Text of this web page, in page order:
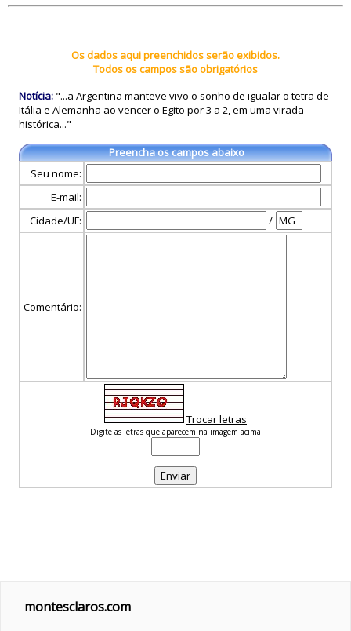
Os dados aqui preenchidos serão exibidos.
Todos os campos são obrigatórios
Notícia: "...a Argentina manteve vivo o sonho de igualar o tetra de
Itália e Alemanha ao vencer o Egito por 3 a 2, em uma virada
histórica..."
Preencha os campos abaixo
Seu nome:
E-mail:
Cidade/UF:
/
Comentário:
Trocar letras
Digite as letras que aparecem na imagem acima
montesclaros.com